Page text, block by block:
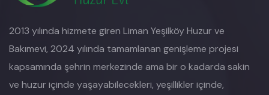
2013 yılında hizmete giren Liman Yeşilköy Huzur ve
Bakımevi, 2024 yılında tamamlanan genişleme projesi
kapsamında şehrin merkezinde ama bir o kadarda sakin
ve huzur içinde yaşayabilecekleri, yeşillikler içinde,